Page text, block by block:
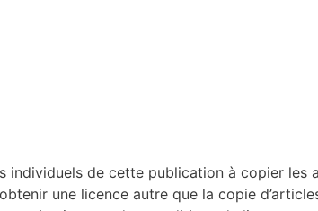
individuels de cette publication à copier les
une licence autre que la copie